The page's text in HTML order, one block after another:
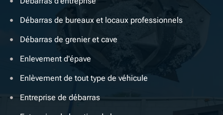
Débarras de bureaux et locaux professionnels
Débarras de grenier et cave
Enlevement d'épave
Enlèvement de tout type de véhicule
Entreprise de débarras